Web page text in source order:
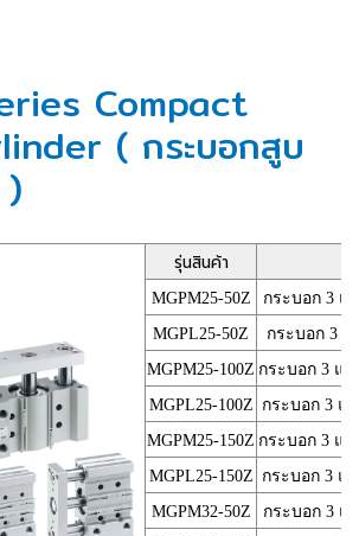
Compact
( กระบอกสูบ
รุ่นสินค้า
MGPM25-50Z
กระบอก 3 แก
MGPL25-50Z
กระบอก 3 แ
MGPM25-100Z กระบอก 3 แก
MGPL25-100Z กระบอก 3 แก
MGPM25-150Z กระบอก 3 แก
MGPL25-150Z กระบอก 3 แก
MGPM32-50Z
กระบอก 3 แก